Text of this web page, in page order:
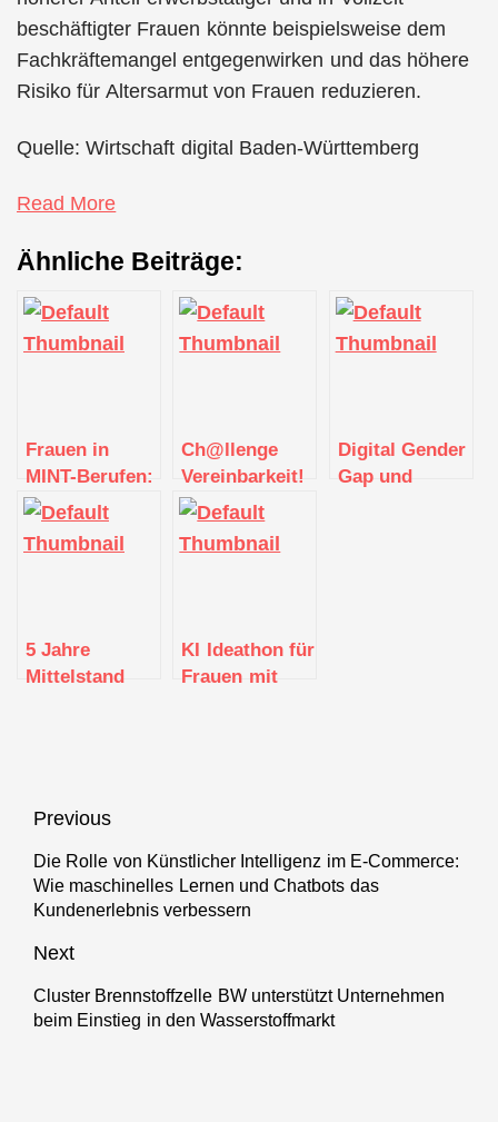
beschäftigter Frauen könnte beispielsweise dem
Fachkräftemangel entgegenwirken und das höhere
Risiko für Altersarmut von Frauen reduzieren.
Quelle: Wirtschaft digital Baden-Württemberg
Read More
Ähnliche Beiträge:
Frauen in
MINT-Berufen:
Bilanzgespräch
des
landesweiten
Ch@llenge
Vereinbarkeit!
– die 17.
Frauen
Wirtschaftstage
Digital Gender
Gap und
5 Jahre
Mittelstand
Bestandsaufnahme
KI Ideathon für
Frauen mit
Beitragsnavigation
Previous
Previous
post:
Die Rolle von Künstlicher Intelligenz im E-Commerce:
Wie maschinelles Lernen und Chatbots das
Kundenerlebnis verbessern
Next
Next
post:
Cluster Brennstoffzelle BW unterstützt Unternehmen
beim Einstieg in den Wasserstoffmarkt